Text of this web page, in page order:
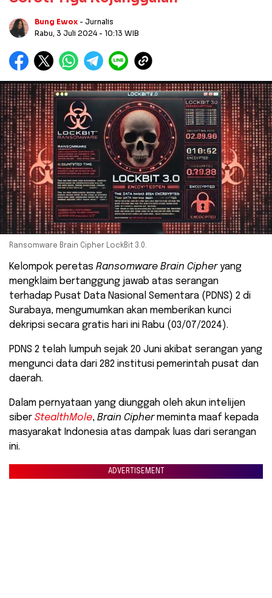
Bung Ewox - Jurnalis
Rabu, 3 Juli 2024 - 10:13 WIB
Ransomware Brain Cipher LockBit 3.0.
Kelompok peretas Ransomware Brain Cipheryang
mengklaim bertanggung jawab atas serangan
terhadap Pusat Data Nasional Sementara (PDNS) 2 di
Surabaya, mengumumkan akan memberikan kunci
dekripsi secara gratis hari ini Rabu (03/07/2024).
PDNS 2 telah lumpuh sejak 20 Juni akibat serangan yang
mengunci data dari 282 institusi pemerintah pusat dan
daerah.
Dalam pernyataan yang diunggah oleh akun intelijen
siber StealthMole, Brain Ciphermeminta maaf kepada
masyarakat Indonesia atas dampak luas dari serangan
ini.
ADVERTISEMENT